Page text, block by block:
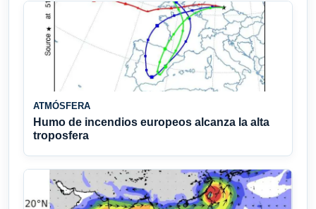
ATMÓSFERA
Humo de incendios europeos alcanza la alta
troposfera